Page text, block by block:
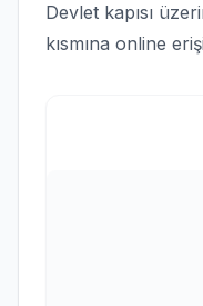
Devlet kapısı
kısmına online